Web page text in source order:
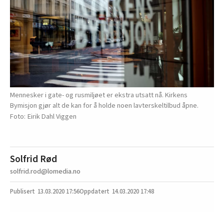
Mennesker i gate- og rusmiljøet er ekstra utsatt nå. Kirkens
Bymisjon gjør alt de kan for å holde noen lavterskeltilbud åpne.
Eirik Dahl Viggen
Solfrid Rød
solfrid.rod@lomedia.no
13.03.2020 17:56 14.03.2020 17:48